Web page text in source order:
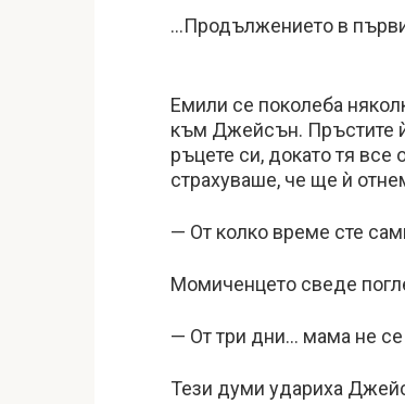
…Продължението в
Емили се поколеба
към Джейсън. Пръстите
ръцете си, докато тя
страхуваше, че ще ѝ
— От колко време сте
Момиченцето сведе
— От три дни… мама не
Тези думи удариха